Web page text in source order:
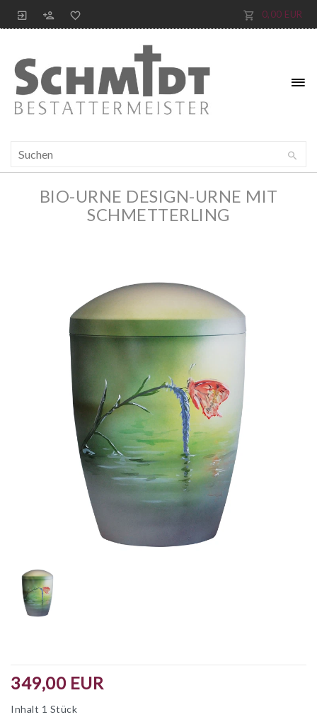
0,00 EUR
BIO-URNE DESIGN-URNE MIT
SCHMETTERLING
349,00 EUR
Inhalt 1 Stück